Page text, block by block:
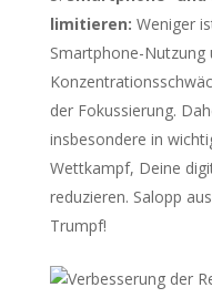
limitieren: Weniger
Smartphone-Nutzung
der Fokussierung.
insbesondere in
Wettkampf, Deine
reduzieren. Salopp
Trumpf!